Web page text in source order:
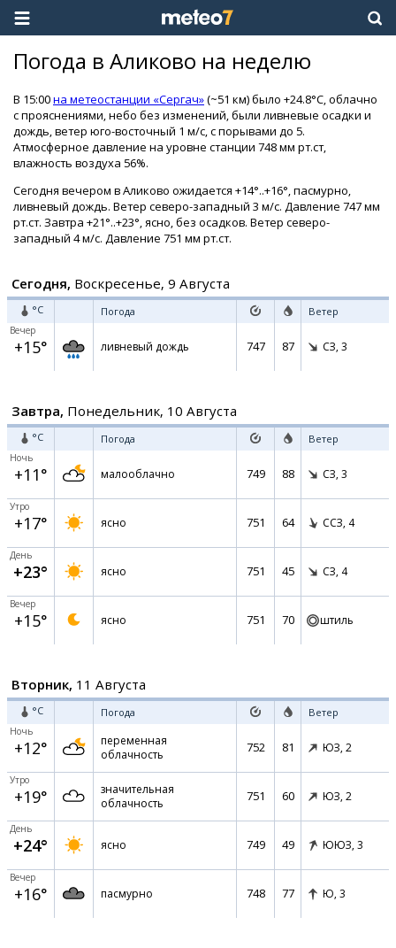
Погода в Аликово на неделю
В 15:00на метеостанции «Сергач»(~51 км) было +24.8°C, облачно
с прояснениями, небо без изменений, были ливневые осадки и
дождь, ветер юго-восточный 1 м/с, с порывами до 5.
Атмосферное давление на уровне станции 748 мм рт.ст,
влажность воздуха 56%.
Сегодня вечером в Аликово ожидается +14°..+16°, пасмурно,
ливневый дождь. Ветер северо-западный 3 м/с. Давление 747 мм
рт.ст. Завтра +21°..+23°, ясно, без осадков. Ветер северо-
западный 4 м/с. Давление 751 мм рт.ст.
Сегодня, Воскресенье, 9 Августа
°C Погода Ветер
Вечер
+15° ливневый дождь 747 87 СЗ, 3
Завтра, Понедельник, 10 Августа
°C Погода Ветер
Ночь
+11° малооблачно 749 88 СЗ, 3
Утро
+17° ясно 751 64 ССЗ, 4
День
+23° ясно 751 45 СЗ, 4
Вечер
+15° ясно 751 70 штиль
Вторник, 11 Августа
°C Погода Ветер
Ночь
+12°
переменная
облачность
752 81 ЮЗ, 2
Утро
+19°
значительная
облачность
751 60 ЮЗ, 2
День
+24° ясно 749 49 ЮЮЗ, 3
Вечер
+16° пасмурно 748 77 Ю, 3